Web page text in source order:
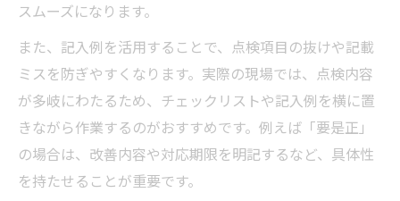
スムーズになります。
また、記入例を活用することで、点検項目の抜けや記載
ミスを防ぎやすくなります。実際の現場では、点検内容
が多岐にわたるため、チェックリストや記入例を横に置
きながら作業するのがおすすめです。例えば「要是正」
の場合は、改善内容や対応期限を明記するなど、具体性
を持たせることが重要です。